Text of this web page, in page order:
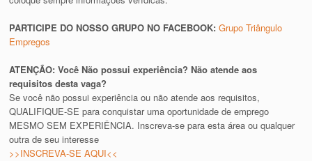
PARTICIPE DO NOSSO GRUPO NO FACEBOOK:Grupo Triângulo
Empregos
ATENÇÃO: Você Não possui experiência? Não atende aos
requisitos desta vaga?
Se você não possui experiência ou não atende aos requisitos,
QUALIFIQUE-SE para conquistar uma oportunidade de emprego
MESMO SEM EXPERIÊNCIA. Inscreva-se para esta área ou qualquer
outra de seu interesse
>>INSCREVA-SE AQUI<<